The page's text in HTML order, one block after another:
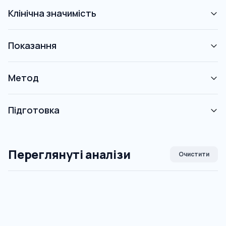
Клінічна значимість
Показання
Метод
Підготовка
Переглянуті аналізи Очистити